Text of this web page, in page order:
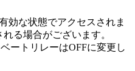
効な状態でアクセスされま
る場合がございます。
ートリレーはOFFに変更し